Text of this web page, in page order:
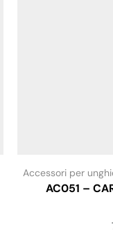
Accessori per
AC051 –